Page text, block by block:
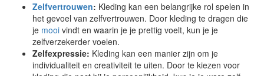
Zelfvertrouwen: Kleding kan een belangrijke rol spelen in
het gevoel van zelfvertrouwen. Door kleding te dragen die
je mooi vindt en waarin je je prettig voelt, kun je je
zelfverzekerder voelen.
Zelfexpressie: Kleding kan een manier zijn om je
individualiteit en creativiteit te uiten. Door te kiezen voor